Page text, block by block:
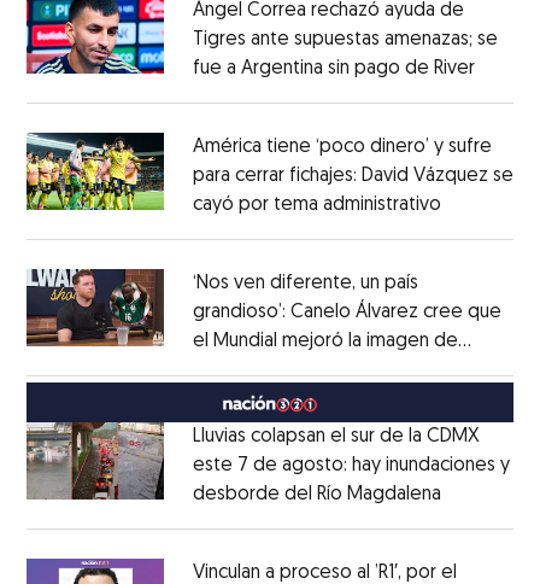
Ángel Correa rechazó ayuda de
Tigres ante supuestas amenazas; se
fue a Argentina sin pago de RiverOpens
América tiene ‘poco dinero’ y sufre
para cerrar fichajes: David Vázquez se
cayó por tema administrativo
‘Nos ven diferente, un país
grandioso’: Canelo Álvarez cree que
el Mundial mejoró la imagen de
MéxicoOpens in new window
Lluvias colapsan el sur de la CDMX
este 7 de agosto: hay inundaciones y
desborde del Río Magdalena
Vinculan a proceso al ’R1′, por el